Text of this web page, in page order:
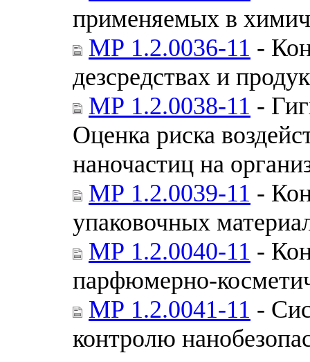
применяемых в
МР 1.2.0036-11 -
дезсредствах и
МР 1.2.0038-11 -
Оценка риска
наночастиц на
МР 1.2.0039-11 -
упаковочных
МР 1.2.0040-11 -
парфюмерно-
МР 1.2.0041-11 -
контролю